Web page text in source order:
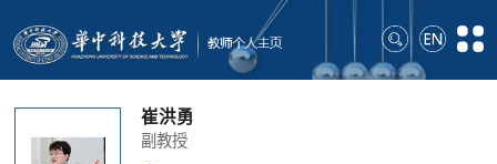
崔洪勇
副教授